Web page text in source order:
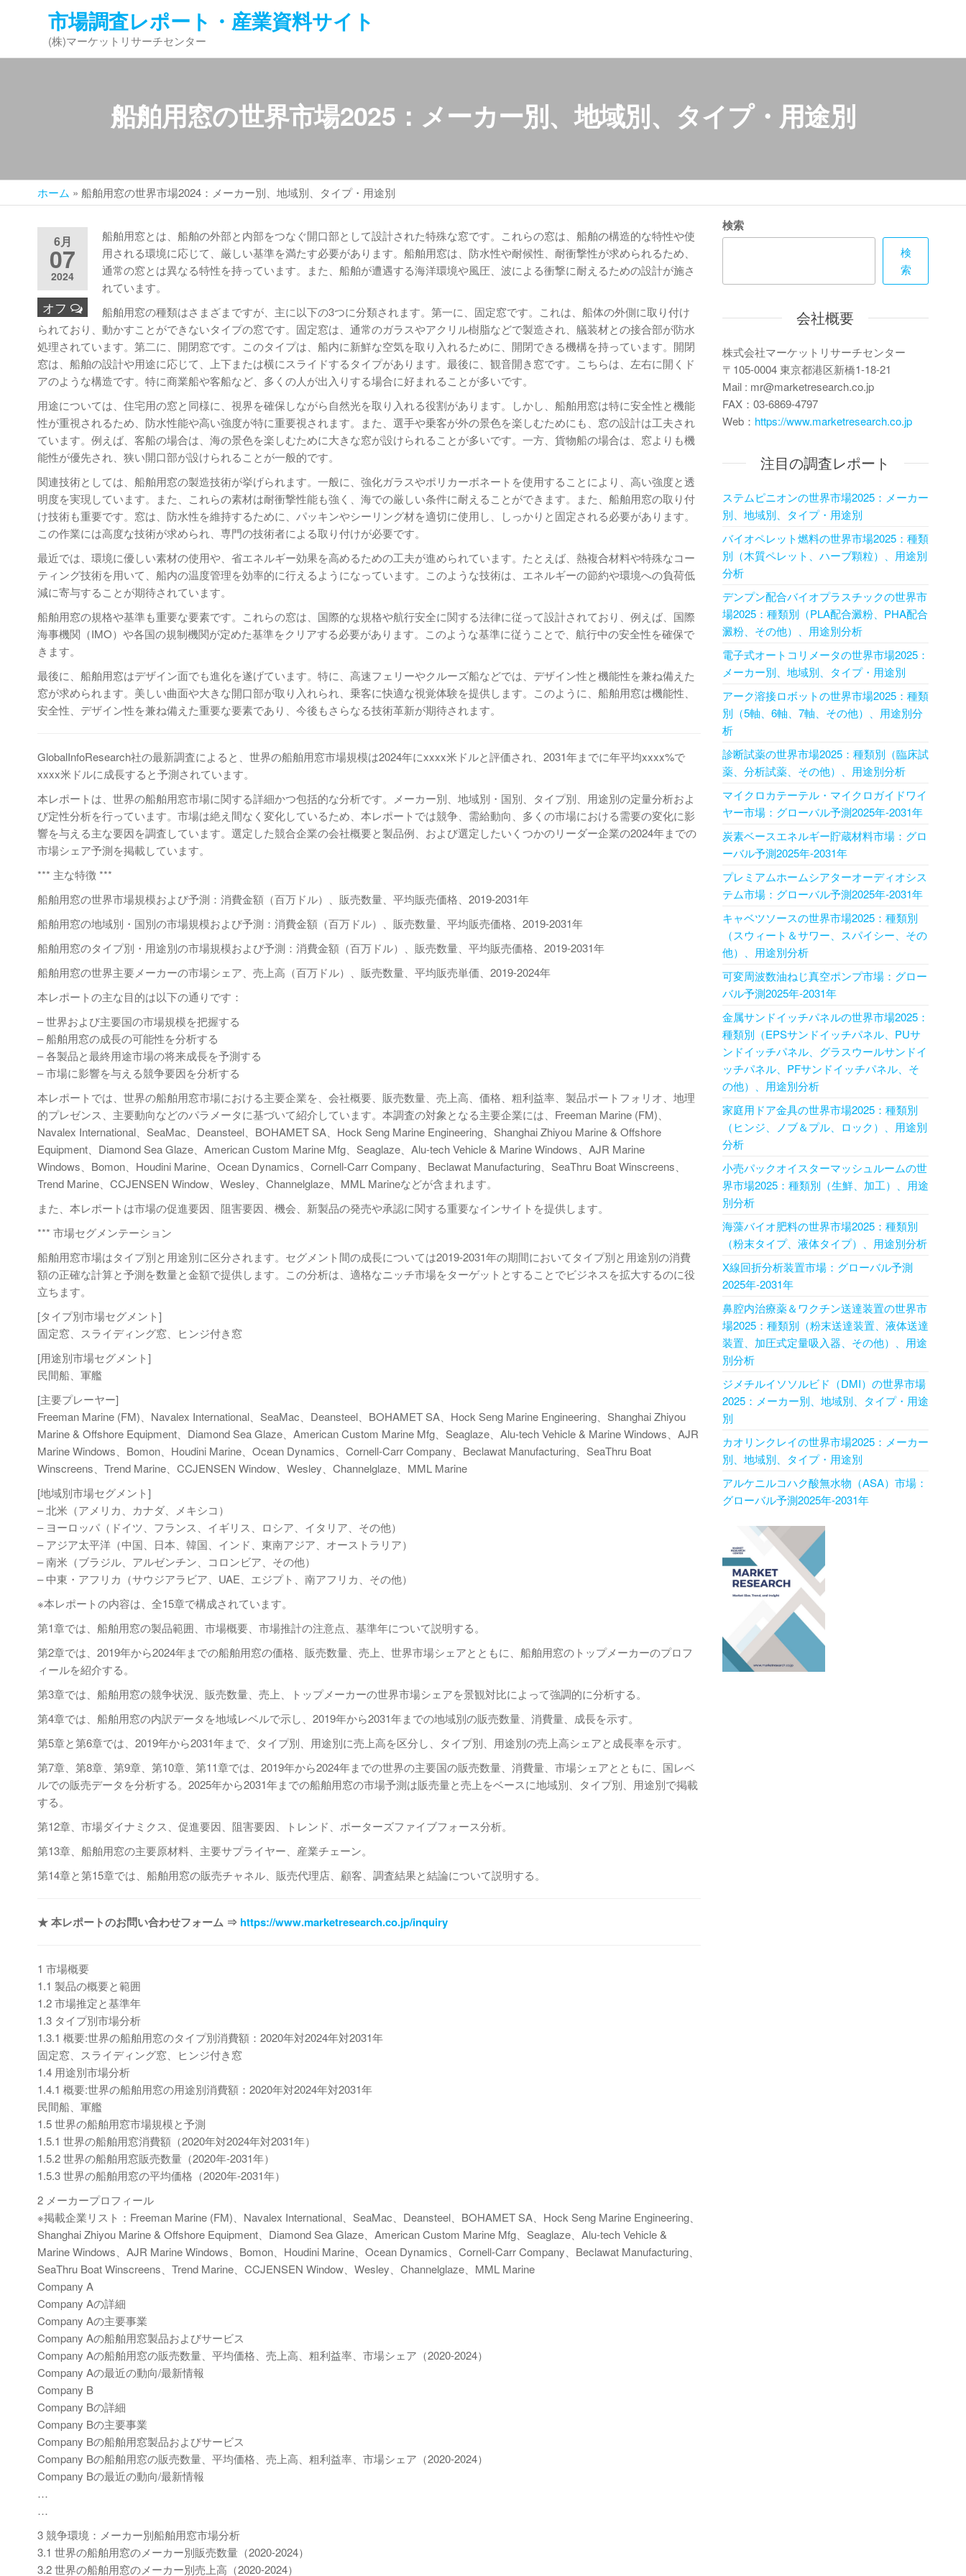
ン
市場調査レポート・産業資料サイト
(株)マーケットリサーチセンター
船舶用窓の世界市場2025：メーカー別、地域別、タイプ・用途別
ホーム » 船舶用窓の世界市場2024：メーカー別、地域別、タイプ・用途別
6月
07
2024
オフ
船舶用窓とは、船舶の外部と内部をつなぐ開口部として設計された特殊な窓です。これらの窓は、船舶の構造的な特性や使
用される環境に応じて、厳しい基準を満たす必要があります。船舶用窓は、防水性や耐候性、耐衝撃性が求められるため、
通常の窓とは異なる特性を持っています。また、船舶が遭遇する海洋環境や風圧、波による衝撃に耐えるための設計が施さ
れています。
船舶用窓の種類はさまざまですが、主に以下の3つに分類されます。第一に、固定窓です。これは、船体の外側に取り付け
られており、動かすことができないタイプの窓です。固定窓は、通常のガラスやアクリル樹脂などで製造され、艤装材との接合部が防水
処理されています。第二に、開閉窓です。このタイプは、船内に新鮮な空気を取り入れるために、開閉できる機構を持っています。開閉
窓は、船舶の設計や用途に応じて、上下または横にスライドするタイプがあります。最後に、観音開き窓です。こちらは、左右に開くド
アのような構造です。特に商業船や客船など、多くの人が出入りする場合に好まれることが多いです。
用途については、住宅用の窓と同様に、視界を確保しながら自然光を取り入れる役割があります。しかし、船舶用窓は特に安全性と機能
性が重視されるため、防水性能や高い強度が特に重要視されます。また、選手や乗客が外の景色を楽しむためにも、窓の設計は工夫され
ています。例えば、客船の場合は、海の景色を楽しむために大きな窓が設けられることが多いです。一方、貨物船の場合は、窓よりも機
能性が優先され、狭い開口部が設けられることが一般的です。
関連技術としては、船舶用窓の製造技術が挙げられます。一般に、強化ガラスやポリカーボネートを使用することにより、高い強度と透
明度を実現しています。また、これらの素材は耐衝撃性能も強く、海での厳しい条件に耐えることができます。また、船舶用窓の取り付
け技術も重要です。窓は、防水性を維持するために、パッキンやシーリング材を適切に使用し、しっかりと固定される必要があります。
この作業には高度な技術が求められ、専門の技術者による取り付けが必要です。
最近では、環境に優しい素材の使用や、省エネルギー効果を高めるための工夫が進められています。たとえば、熱複合材料や特殊なコー
ティング技術を用いて、船内の温度管理を効率的に行えるようになっています。このような技術は、エネルギーの節約や環境への負荷低
減に寄与することが期待されています。
船舶用窓の規格や基準も重要な要素です。これらの窓は、国際的な規格や航行安全に関する法律に従って設計されており、例えば、国際
海事機関（IMO）や各国の規制機関が定めた基準をクリアする必要があります。このような基準に従うことで、航行中の安全性を確保で
きます。
最後に、船舶用窓はデザイン面でも進化を遂げています。特に、高速フェリーやクルーズ船などでは、デザイン性と機能性を兼ね備えた
窓が求められます。美しい曲面や大きな開口部が取り入れられ、乗客に快適な視覚体験を提供します。このように、船舶用窓は機能性、
安全性、デザイン性を兼ね備えた重要な要素であり、今後もさらなる技術革新が期待されます。
GlobalInfoResearch社の最新調査によると、世界の船舶用窓市場規模は2024年にxxxx米ドルと評価され、2031年までに年平均xxxx%で
xxxx米ドルに成長すると予測されています。
本レポートは、世界の船舶用窓市場に関する詳細かつ包括的な分析です。メーカー別、地域別・国別、タイプ別、用途別の定量分析およ
び定性分析を行っています。市場は絶え間なく変化しているため、本レポートでは競争、需給動向、多くの市場における需要の変化に影
響を与える主な要因を調査しています。選定した競合企業の会社概要と製品例、および選定したいくつかのリーダー企業の2024年までの
市場シェア予測を掲載しています。
*** 主な特徴 ***
船舶用窓の世界市場規模および予測：消費金額（百万ドル）、販売数量、平均販売価格、2019-2031年
船舶用窓の地域別・国別の市場規模および予測：消費金額（百万ドル）、販売数量、平均販売価格、2019-2031年
船舶用窓のタイプ別・用途別の市場規模および予測：消費金額（百万ドル）、販売数量、平均販売価格、2019-2031年
船舶用窓の世界主要メーカーの市場シェア、売上高（百万ドル）、販売数量、平均販売単価、2019-2024年
本レポートの主な目的は以下の通りです：
– 世界および主要国の市場規模を把握する
– 船舶用窓の成長の可能性を分析する
– 各製品と最終用途市場の将来成長を予測する
– 市場に影響を与える競争要因を分析する
本レポートでは、世界の船舶用窓市場における主要企業を、会社概要、販売数量、売上高、価格、粗利益率、製品ポートフォリオ、地理
的プレゼンス、主要動向などのパラメータに基づいて紹介しています。本調査の対象となる主要企業には、Freeman Marine (FM)、
Navalex International、SeaMac、Deansteel、BOHAMET SA、Hock Seng Marine Engineering、Shanghai Zhiyou Marine & Offshore
Equipment、Diamond Sea Glaze、American Custom Marine Mfg、Seaglaze、Alu-tech Vehicle & Marine Windows、AJR Marine
Windows、Bomon、Houdini Marine、Ocean Dynamics、Cornell-Carr Company、Beclawat Manufacturing、SeaThru Boat Winscreens、
Trend Marine、CCJENSEN Window、Wesley、Channelglaze、MML Marineなどが含まれます。
また、本レポートは市場の促進要因、阻害要因、機会、新製品の発売や承認に関する重要なインサイトを提供します。
*** 市場セグメンテーション
船舶用窓市場はタイプ別と用途別に区分されます。セグメント間の成長については2019-2031年の期間においてタイプ別と用途別の消費
額の正確な計算と予測を数量と金額で提供します。この分析は、適格なニッチ市場をターゲットとすることでビジネスを拡大するのに役
立ちます。
[タイプ別市場セグメント]
固定窓、スライディング窓、ヒンジ付き窓
[用途別市場セグメント]
民間船、軍艦
[主要プレーヤー]
Freeman Marine (FM)、Navalex International、SeaMac、Deansteel、BOHAMET SA、Hock Seng Marine Engineering、Shanghai Zhiyou
Marine & Offshore Equipment、Diamond Sea Glaze、American Custom Marine Mfg、Seaglaze、Alu-tech Vehicle & Marine Windows、AJR
Marine Windows、Bomon、Houdini Marine、Ocean Dynamics、Cornell-Carr Company、Beclawat Manufacturing、SeaThru Boat
Winscreens、Trend Marine、CCJENSEN Window、Wesley、Channelglaze、MML Marine
[地域別市場セグメント]
– 北米（アメリカ、カナダ、メキシコ）
– ヨーロッパ（ドイツ、フランス、イギリス、ロシア、イタリア、その他）
– アジア太平洋（中国、日本、韓国、インド、東南アジア、オーストラリア）
– 南米（ブラジル、アルゼンチン、コロンビア、その他）
– 中東・アフリカ（サウジアラビア、UAE、エジプト、南アフリカ、その他）
※本レポートの内容は、全15章で構成されています。
第1章では、船舶用窓の製品範囲、市場概要、市場推計の注意点、基準年について説明する。
第2章では、2019年から2024年までの船舶用窓の価格、販売数量、売上、世界市場シェアとともに、船舶用窓のトップメーカーのプロフ
ィールを紹介する。
第3章では、船舶用窓の競争状況、販売数量、売上、トップメーカーの世界市場シェアを景観対比によって強調的に分析する。
第4章では、船舶用窓の内訳データを地域レベルで示し、2019年から2031年までの地域別の販売数量、消費量、成長を示す。
第5章と第6章では、2019年から2031年まで、タイプ別、用途別に売上高を区分し、タイプ別、用途別の売上高シェアと成長率を示す。
第7章、第8章、第9章、第10章、第11章では、2019年から2024年までの世界の主要国の販売数量、消費量、市場シェアとともに、国レベ
ルでの販売データを分析する。2025年から2031年までの船舶用窓の市場予測は販売量と売上をベースに地域別、タイプ別、用途別で掲載
する。
第12章、市場ダイナミクス、促進要因、阻害要因、トレンド、ポーターズファイブフォース分析。
第13章、船舶用窓の主要原材料、主要サプライヤー、産業チェーン。
第14章と第15章では、船舶用窓の販売チャネル、販売代理店、顧客、調査結果と結論について説明する。
★ 本レポートのお問い合わせフォーム ⇒ https://www.marketresearch.co.jp/inquiry
1 市場概要
1.1 製品の概要と範囲
1.2 市場推定と基準年
1.3 タイプ別市場分析
1.3.1 概要:世界の船舶用窓のタイプ別消費額：2020年対2024年対2031年
固定窓、スライディング窓、ヒンジ付き窓
1.4 用途別市場分析
1.4.1 概要:世界の船舶用窓の用途別消費額：2020年対2024年対2031年
民間船、軍艦
1.5 世界の船舶用窓市場規模と予測
1.5.1 世界の船舶用窓消費額（2020年対2024年対2031年）
1.5.2 世界の船舶用窓販売数量（2020年-2031年）
1.5.3 世界の船舶用窓の平均価格（2020年-2031年）
2 メーカープロフィール
※掲載企業リスト：Freeman Marine (FM)、Navalex International、SeaMac、Deansteel、BOHAMET SA、Hock Seng Marine Engineering、
Shanghai Zhiyou Marine & Offshore Equipment、Diamond Sea Glaze、American Custom Marine Mfg、Seaglaze、Alu-tech Vehicle &
Marine Windows、AJR Marine Windows、Bomon、Houdini Marine、Ocean Dynamics、Cornell-Carr Company、Beclawat Manufacturing、
SeaThru Boat Winscreens、Trend Marine、CCJENSEN Window、Wesley、Channelglaze、MML Marine
Company A
Company Aの詳細
Company Aの主要事業
Company Aの船舶用窓製品およびサービス
Company Aの船舶用窓の販売数量、平均価格、売上高、粗利益率、市場シェア（2020-2024）
Company Aの最近の動向/最新情報
Company B
Company Bの詳細
Company Bの主要事業
Company Bの船舶用窓製品およびサービス
Company Bの船舶用窓の販売数量、平均価格、売上高、粗利益率、市場シェア（2020-2024）
Company Bの最近の動向/最新情報
…
…
3 競争環境：メーカー別船舶用窓市場分析
3.1 世界の船舶用窓のメーカー別販売数量（2020-2024）
3.2 世界の船舶用窓のメーカー別売上高（2020-2024）
検索
検
索
会社概要
株式会社マーケットリサーチセンター
〒105-0004 東京都港区新橋1-18-21
Mail : mr@marketresearch.co.jp
FAX：03-6869-4797
Web： https://www.marketresearch.co.jp
注目の調査レポート
ステムピニオンの世界市場2025：メーカー
別、地域別、タイプ・用途別
バイオペレット燃料の世界市場2025：種類
別（木質ペレット、ハーブ顆粒）、用途別
分析
デンプン配合バイオプラスチックの世界市
場2025：種類別（PLA配合澱粉、PHA配合
澱粉、その他）、用途別分析
電子式オートコリメータの世界市場2025：
メーカー別、地域別、タイプ・用途別
アーク溶接ロボットの世界市場2025：種類
別（5軸、6軸、7軸、その他）、用途別分
析
診断試薬の世界市場2025：種類別（臨床試
薬、分析試薬、その他）、用途別分析
マイクロカテーテル・マイクロガイドワイ
ヤー市場：グローバル予測2025年-2031年
炭素ベースエネルギー貯蔵材料市場：グロ
ーバル予測2025年-2031年
プレミアムホームシアターオーディオシス
テム市場：グローバル予測2025年-2031年
キャベツソースの世界市場2025：種類別
（スウィート＆サワー、スパイシー、その
他）、用途別分析
可変周波数油ねじ真空ポンプ市場：グロー
バル予測2025年-2031年
金属サンドイッチパネルの世界市場2025：
種類別（EPSサンドイッチパネル、PUサ
ンドイッチパネル、グラスウールサンドイ
ッチパネル、PFサンドイッチパネル、そ
の他）、用途別分析
家庭用ドア金具の世界市場2025：種類別
（ヒンジ、ノブ＆プル、ロック）、用途別
分析
小売パックオイスターマッシュルームの世
界市場2025：種類別（生鮮、加工）、用途
別分析
海藻バイオ肥料の世界市場2025：種類別
（粉末タイプ、液体タイプ）、用途別分析
X線回折分析装置市場：グローバル予測
2025年-2031年
鼻腔内治療薬＆ワクチン送達装置の世界市
場2025：種類別（粉末送達装置、液体送達
装置、加圧式定量吸入器、その他）、用途
別分析
ジメチルイソソルビド（DMI）の世界市場
2025：メーカー別、地域別、タイプ・用途
別
カオリンクレイの世界市場2025：メーカー
別、地域別、タイプ・用途別
アルケニルコハク酸無水物（ASA）市場：
グローバル予測2025年-2031年